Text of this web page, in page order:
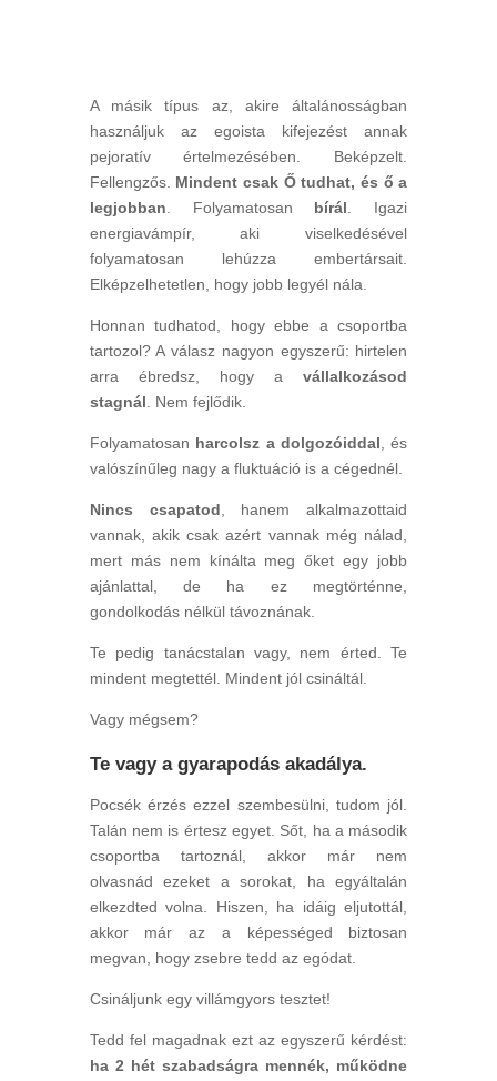
A másik típus az, akire általánosságban
használjuk az egoista kifejezést annak
pejoratív értelmezésében. Beképzelt.
Fellengzős. Mindent csak Ő tudhat, és ő a
legjobban . Folyamatosan bírál . Igazi
energiavámpír, aki viselkedésével
folyamatosan lehúzza embertársait.
Elképzelhetetlen, hogy jobb legyél nála.
Honnan tudhatod, hogy ebbe a csoportba
tartozol? A válasz nagyon egyszerű: hirtelen
arra ébredsz, hogy avállalkozásod
stagnál . Nem fejlődik.
Folyamatosan harcolsz a dolgozóiddal , és
valószínűleg nagy a fluktuáció is a cégednél.
Nincs csapatod , hanem alkalmazottaid
vannak, akik csak azért vannak még nálad,
mert más nem kínálta meg őket egy jobb
ajánlattal, de ha ez megtörténne,
gondolkodás nélkül távoznának.
Te pedig tanácstalan vagy, nem érted. Te
mindent megtettél. Mindent jól csináltál.
Vagy mégsem?
Te vagy a gyarapodás akadálya.
Pocsék érzés ezzel szembesülni, tudom jól.
Talán nem is értesz egyet. Sőt, ha a második
csoportba tartoznál, akkor már nem
olvasnád ezeket a sorokat, ha egyáltalán
elkezdted volna. Hiszen, ha idáig eljutottál,
akkor már az a képességed biztosan
megvan, hogy zsebre tedd az egódat.
Csináljunk egy villámgyors tesztet!
Tedd fel magadnak ezt az egyszerű kérdést:
ha 2 hét szabadságra mennék, működne